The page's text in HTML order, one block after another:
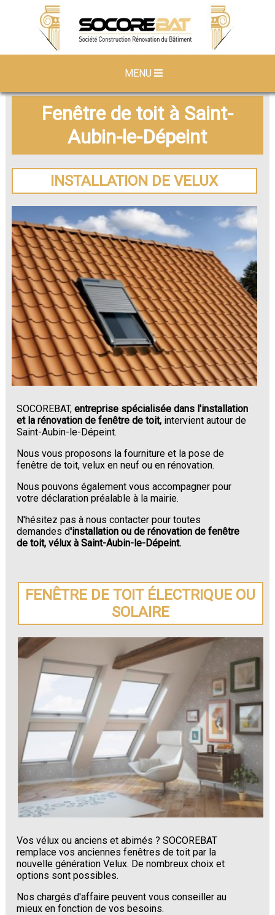
MENU
Fenêtre de toit à Saint-
Aubin-le-Dépeint
INSTALLATION DE VELUX
SOCOREBAT,entreprise spécialisée dans l'installation
et la rénovation de fenêtre de toit, intervient autour de
Saint-Aubin-le-Dépeint.
Nous vous proposons la fourniture et la pose de
fenêtre de toit, velux en neuf ou en rénovation.
Nous pouvons également vous accompagner pour
votre déclaration préalable à la mairie.
N'hésitez pas à nous contacter pour toutes
demandes d'installation ou de rénovation de fenêtre
de toit, vélux à Saint-Aubin-le-Dépeint.
FENÊTRE DE TOIT ÉLECTRIQUE OU
SOLAIRE
Vos vélux ou anciens et abimés ? SOCOREBAT
remplace vos anciennes fenêtres de toit par la
nouvelle génération Velux. De nombreux choix et
options sont possibles.
Nos chargés d'affaire peuvent vous conseiller au
mieux en fonction de vos besoins.